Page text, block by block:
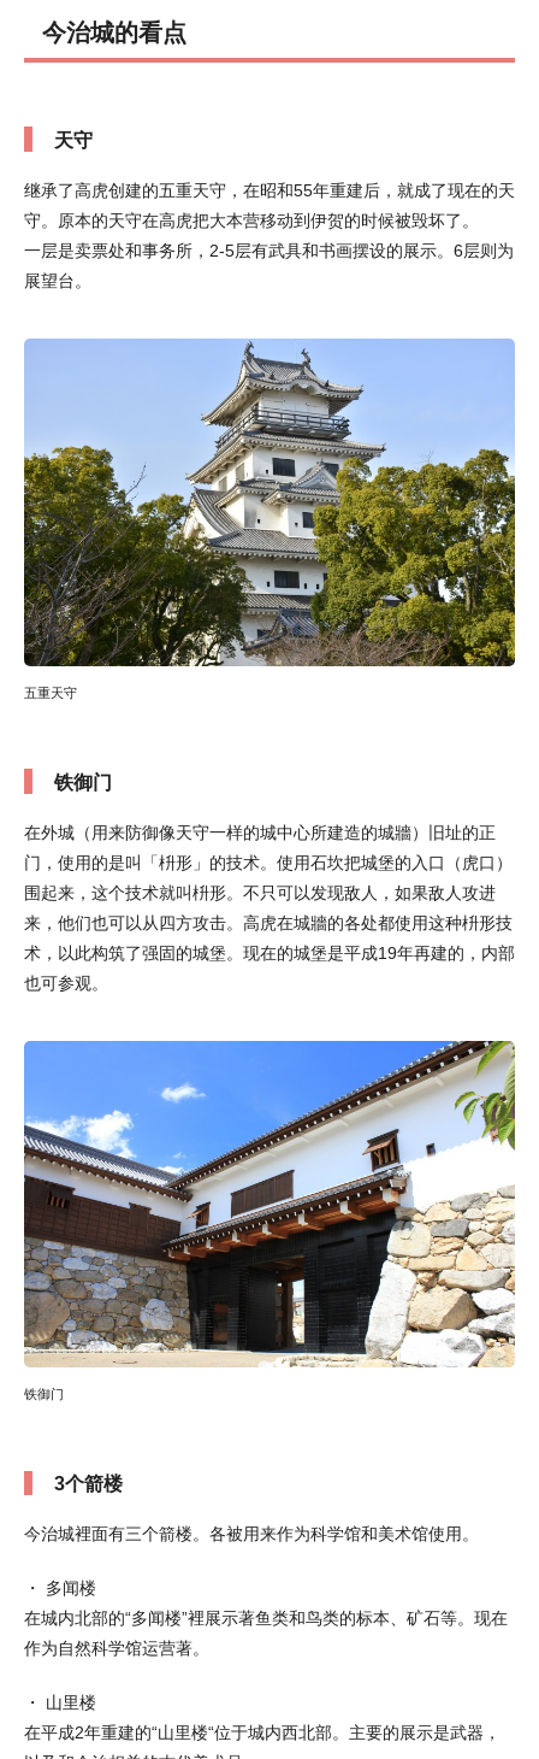
今治城的看点
天守
继承了高虎创建的五重天守，在昭和55年重建后，就成了现在的天
守。原本的天守在高虎把大本营移动到伊贺的时候被毁坏了。
一层是卖票处和事务所，2-5层有武具和书画摆设的展示。6层则为
展望台。
五重天守
铁御门
在外城（用来防御像天守一样的城中心所建造的城牆）旧址的正
门，使用的是叫「枡形」的技术。使用石坎把城堡的入口（虎口）
围起来，这个技术就叫枡形。不只可以发现敌人，如果敌人攻进
来，他们也可以从四方攻击。高虎在城牆的各处都使用这种枡形技
术，以此构筑了强固的城堡。现在的城堡是平成19年再建的，内部
也可参观。
铁御门
3个箭楼
今治城裡面有三个箭楼。各被用来作为科学馆和美术馆使用。
・ 多闻楼
在城内北部的“多闻楼”裡展示著鱼类和鸟类的标本、矿石等。现在
作为自然科学馆运营著。
・ 山里楼
在平成2年重建的“山里楼“位于城内西北部。主要的展示是武器，